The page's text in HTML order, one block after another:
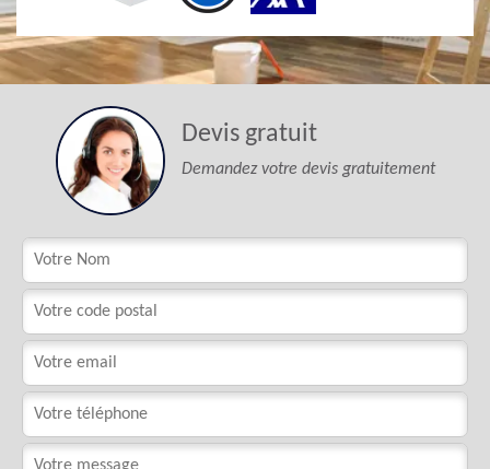
Devis gratuit
Demandez votre devis gratuitement